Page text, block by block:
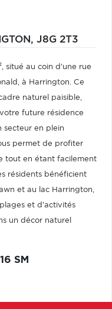
J8G 2T3
situé au coin d'une rue
à Harrington. Ce
naturel paisible,
future résidence
secteur en plein
permet de profiter
tout en étant facilement
résidents bénéficient
et au lac Harrington,
et d'activités
un décor naturel
SM